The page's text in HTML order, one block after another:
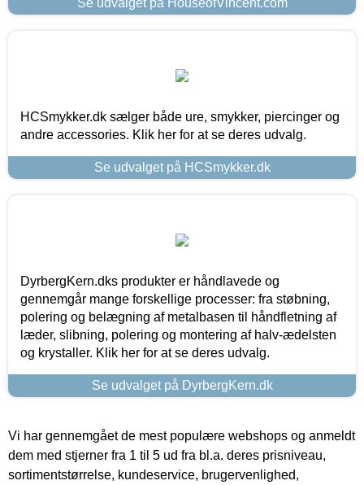
HCSmykker.dk sælger både ure, smykker, piercinger og
andre accessories. Klik her for at se deres udvalg.
Se udvalget på HCSmykker.dk
DyrbergKern.dks produkter er håndlavede og
gennemgår mange forskellige processer: fra støbning,
polering og belægning af metalbasen til håndfletning af
læder, slibning, polering og montering af halv-ædelsten
og krystaller. Klik her for at se deres udvalg.
Se udvalget på DyrbergKern.dk
Vi har gennemgået de mest populære webshops og anmeldt
dem med stjerner fra 1 til 5 ud fra bl.a. deres prisniveau,
sortimentstørrelse, kundeservice, brugervenlighed,